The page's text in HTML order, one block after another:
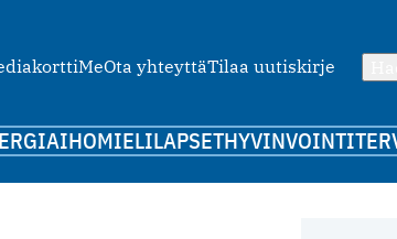
MeOta yhteyttäTilaa uutiskirje
IHOMIELILAPSETHYVINVOINTI